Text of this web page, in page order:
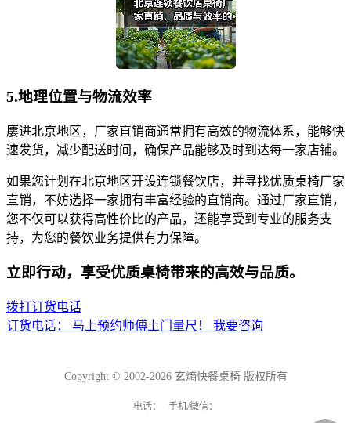
5.地理位置与物流效率
廔进北京地区，厂家直销商通常拥有高效的物流体系，能够快
速发货，减少配送时间，确保产品能够及时到达每一家店铺。
如果您计划在北京地区开设连锁餐饮店，并寻找优质桌椅厂家
直销，不妨选择一家拥有丰富经验的直销商。通过厂家直销，
您不仅可以获得高性价比的产品，还能享受到专业的服务支
持，为您的餐饮业务提供有力保障。
立即行动，享受优质桌椅带来的高效与品质。
拨打订货电话
订货电话：
马上预约师傅上门量尺！ 我要咨询
Copyright © 2002-2026 玄熵快餐桌椅 版权所有
电话： 手机/微信：